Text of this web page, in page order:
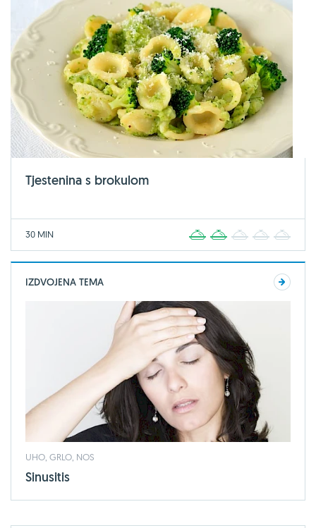
Tjestenina s brokulom
30 MIN 2 3 4
IZDVOJENA TEMA
UHO, GRLO, NOS
Sinusitis